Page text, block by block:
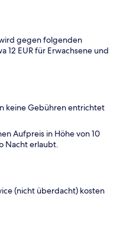
gegen folgenden
12 EUR für Erwachsene und
keine Gebühren entrichtet
Aufpreis in Höhe von 10
Nacht erlaubt.
(nicht überdacht) kosten